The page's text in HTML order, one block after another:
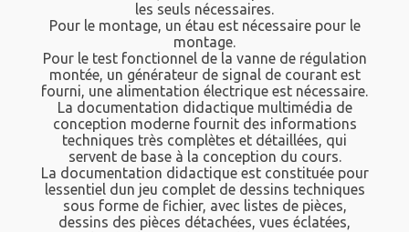
les seuls nécessaires.
Pour le montage, un étau est nécessaire pour le
montage.
Pour le test fonctionnel de la vanne de régulation
montée, un générateur de signal de courant est
fourni, une alimentation électrique est nécessaire.
La documentation didactique multimédia de
conception moderne fournit des informations
techniques très complètes et détaillées, qui
servent de base à la conception du cours.
La documentation didactique est constituée pour
lessentiel dun jeu complet de dessins techniques
sous forme de fichier, avec listes de pièces,
dessins des pièces détachées, vues éclatées,